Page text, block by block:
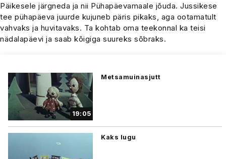
Päikesele järgneda ja nii Pühapäevamaale jõuda. Jussikese
tee pühapäeva juurde kujuneb päris pikaks, aga ootamatult
vahvaks ja huvitavaks. Ta kohtab oma teekonnal ka teisi
nädalapäevi ja saab kõigiga suureks sõbraks.
19:05
Metsamuinasjutt
Kaks lugu